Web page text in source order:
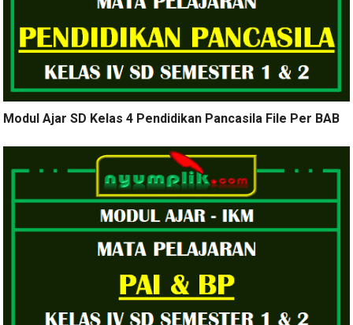
Modul Ajar SD Kelas 4 Pendidikan Pancasila File Per BAB